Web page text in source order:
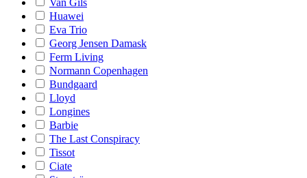
Van Gils
Huawei
Eva Trio
Georg Jensen Damask
Ferm Living
Normann Copenhagen
Bundgaard
Lloyd
Longines
Barbie
The Last Conspiracy
Tissot
Ciate